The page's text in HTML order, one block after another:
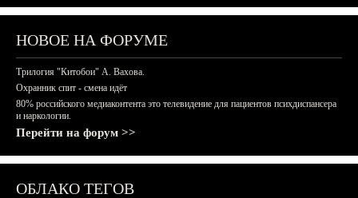
НОВОЕ НА ФОРУМЕ
Трилогия "Китобои" А. Вахова.
Охранник спит - смена идёт
80% российского медиаконтента это телевидение для пациентов психдиспансера
и наркологии.
Перейти на форум >>
ОБЛАКО ТЕГОВ